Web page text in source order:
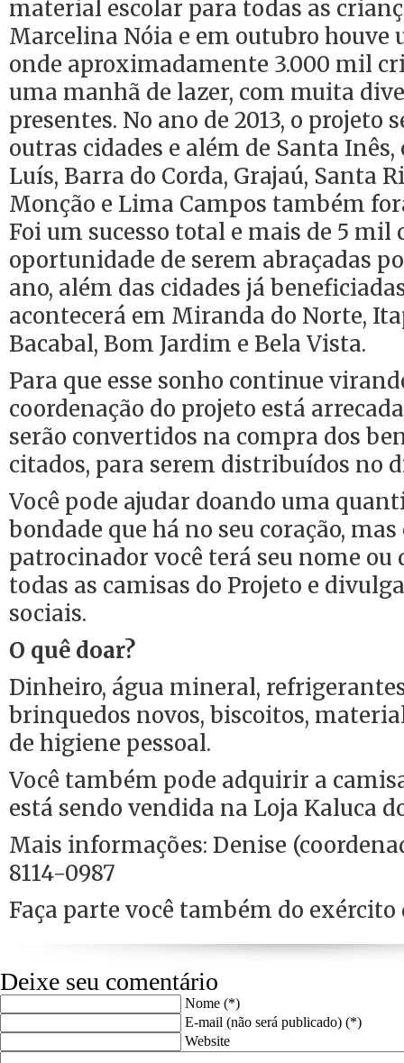
material escolar para todas as
Marcelina Nóia e em outubro houve
onde aproximadamente 3.000 mil
uma manhã de lazer, com muita
presentes. No ano de 2013, o projeto
outras cidades e além de Santa Inês,
Luís, Barra do Corda, Grajaú, Santa
Monção e Lima Campos também
Foi um sucesso total e mais de 5
oportunidade de serem abraçadas
ano, além das cidades já
acontecerá em Miranda do Norte,
Bacabal, Bom Jardim e Bela Vista.
Para que esse sonho continue
coordenação do projeto está
serão convertidos na compra dos
citados, para serem distribuídos no
Você pode ajudar doando uma
bondade que há no seu coração,
patrocinador você terá seu nome ou
todas as camisas do Projeto e
sociais.
O quê doar?
Dinheiro, água mineral,
brinquedos novos, biscoitos,
de higiene pessoal.
Você também pode adquirir a
está sendo vendida na Loja Kaluca
Mais informações: Denise
8114-0987
Faça parte você também do exército
Deixe seu comentário
Nome (*)
E-mail (não será publicado) (*)
Website